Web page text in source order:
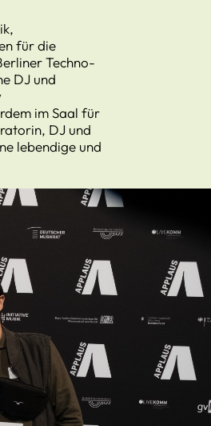
für die
Techno-
DJ und
im Saal für
DJ und
lebendige und